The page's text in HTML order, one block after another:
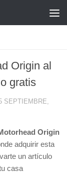
Origin al
gratis
SEPTIEMBRE,
Origin
adquirir esta
un artículo
casa